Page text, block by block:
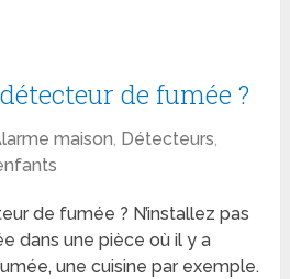
de fumée ?
maison, Détecteurs,
de fumée ? N’installez pas
dans une pièce où il y a
une cuisine par exemple.